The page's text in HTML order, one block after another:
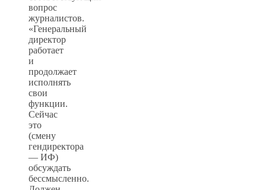
вопрос
журналистов.
«Генеральный
директор
работает
и
продолжает
исполнять
свои
функции.
Сейчас
это
(смену
гендиректора
— ИФ)
обсуждать
бессмысленно.